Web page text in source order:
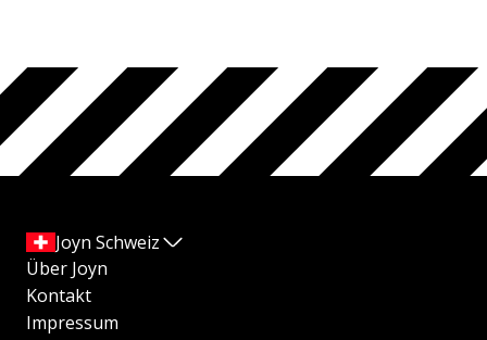
Joyn Schweiz
Über Joyn
Kontakt
Impressum